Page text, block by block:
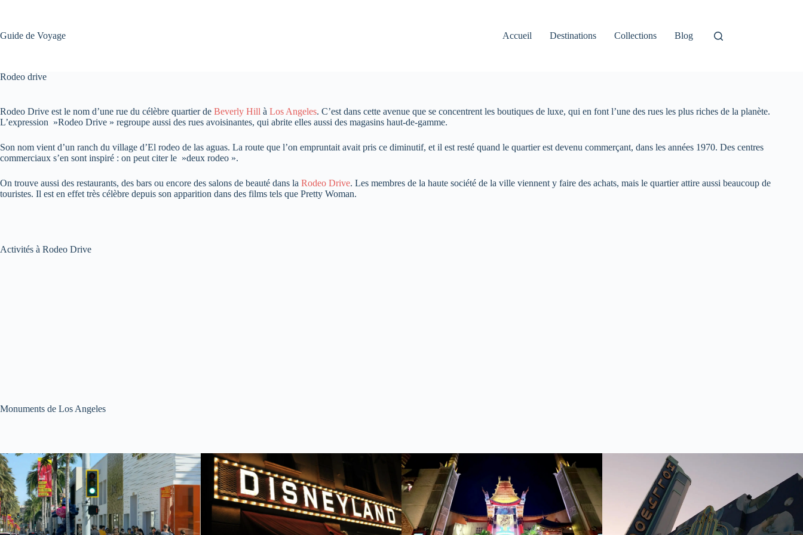
Guide de Voyage
Accueil Destinations Collections Blog
Rodeo drive
Rodeo Drive est le nom d’une rue du célèbre quartier de Beverly Hill à Los Angeles. C’est dans cette avenue que se concentrent les boutiques de luxe, qui en font l’une des rues les plus riches de la planète.
L’expression »Rodeo Drive » regroupe aussi des rues avoisinantes, qui abrite elles aussi des magasins haut-de-gamme.
Son nom vient d’un ranch du village d’El rodeo de las aguas. La route que l’on empruntait avait pris ce diminutif, et il est resté quand le quartier est devenu commerçant, dans les années 1970. Des centres
commerciaux s’en sont inspiré : on peut citer le »deux rodeo ».
On trouve aussi des restaurants, des bars ou encore des salons de beauté dans la Rodeo Drive. Les membres de la haute société de la ville viennent y faire des achats, mais le quartier attire aussi beaucoup de
touristes. Il est en effet très célèbre depuis son apparition dans des films tels que Pretty Woman.
Activités à Rodeo Drive
Monuments de Los Angeles